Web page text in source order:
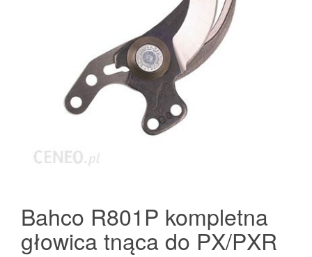
Bahco R801P kompletna
głowica tnąca do PX/PXR